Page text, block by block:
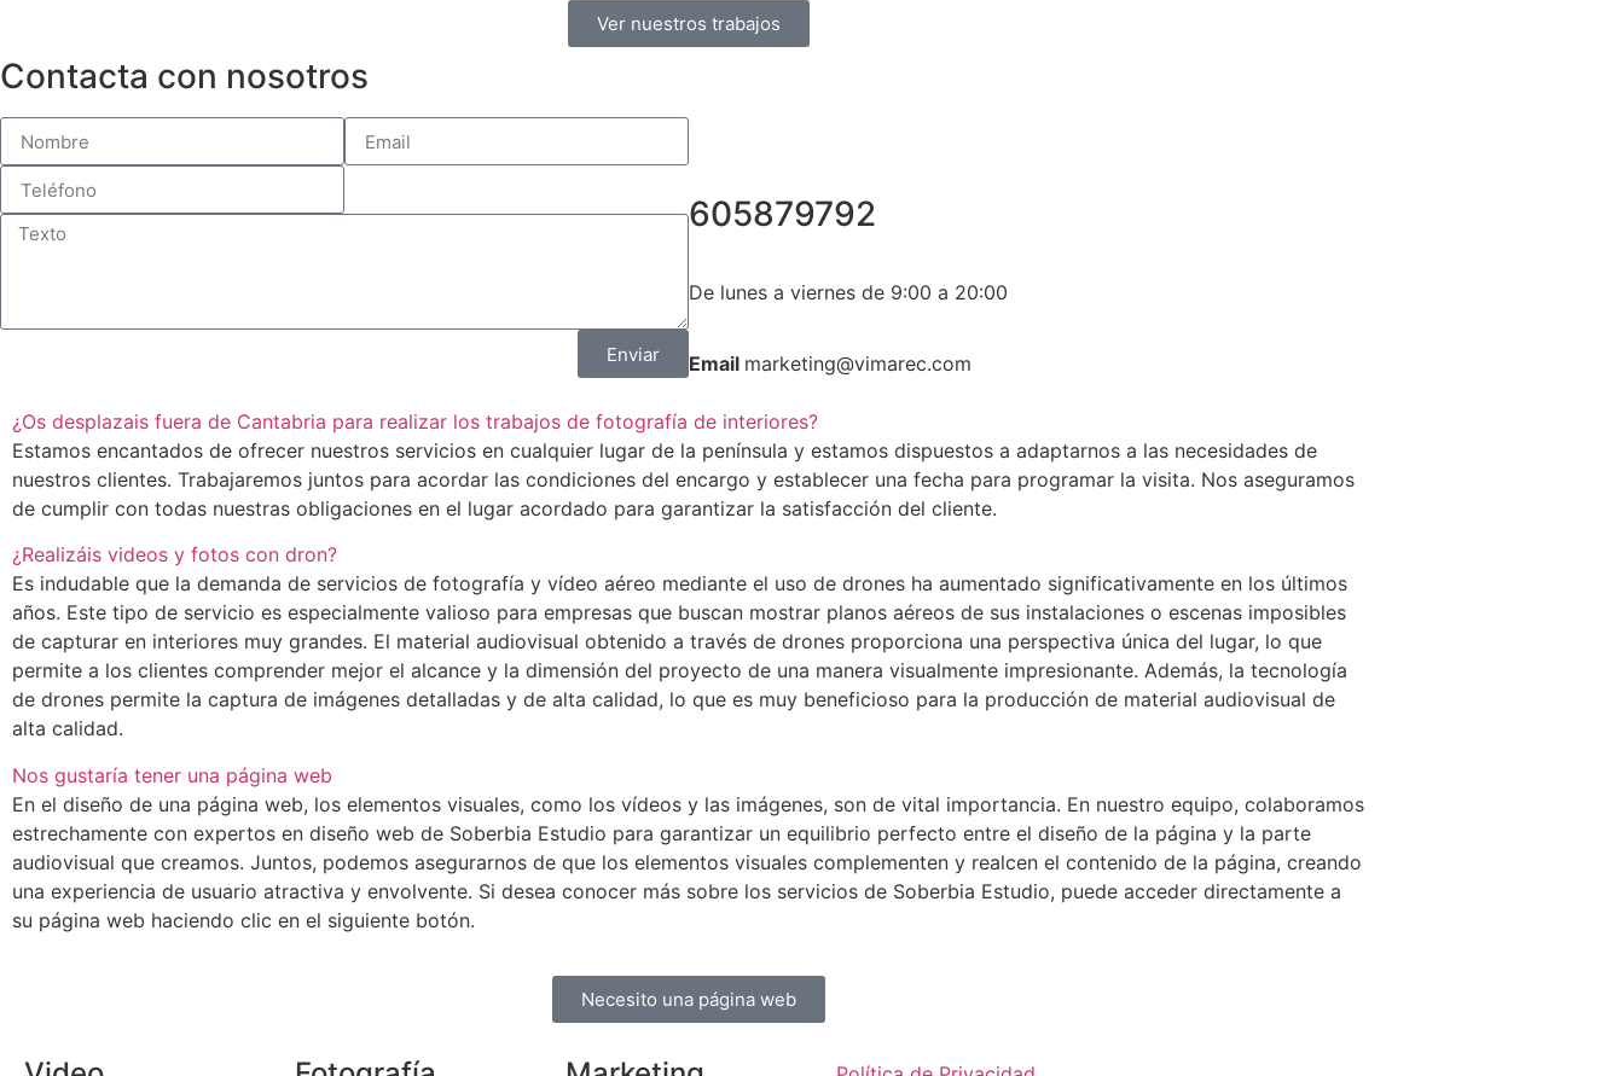
Ver nuestros trabajos
Contacta con nosotros
Enviar
605879792
De lunes a viernes de 9:00 a 20:00
Email marketing@vimarec.com
¿Os desplazais fuera de Cantabria para realizar los trabajos de fotografía de interiores?
Estamos encantados de ofrecer nuestros servicios en cualquier lugar de la península y estamos dispuestos a adaptarnos a las necesidades de
nuestros clientes. Trabajaremos juntos para acordar las condiciones del encargo y establecer una fecha para programar la visita. Nos aseguramos
de cumplir con todas nuestras obligaciones en el lugar acordado para garantizar la satisfacción del cliente.
¿Realizáis videos y fotos con dron?
Es indudable que la demanda de servicios de fotografía y vídeo aéreo mediante el uso de drones ha aumentado significativamente en los últimos
años. Este tipo de servicio es especialmente valioso para empresas que buscan mostrar planos aéreos de sus instalaciones o escenas imposibles
de capturar en interiores muy grandes. El material audiovisual obtenido a través de drones proporciona una perspectiva única del lugar, lo que
permite a los clientes comprender mejor el alcance y la dimensión del proyecto de una manera visualmente impresionante. Además, la tecnología
de drones permite la captura de imágenes detalladas y de alta calidad, lo que es muy beneficioso para la producción de material audiovisual de
alta calidad.
Nos gustaría tener una página web
En el diseño de una página web, los elementos visuales, como los vídeos y las imágenes, son de vital importancia. En nuestro equipo, colaboramos
estrechamente con expertos en diseño web de Soberbia Estudio para garantizar un equilibrio perfecto entre el diseño de la página y la parte
audiovisual que creamos. Juntos, podemos asegurarnos de que los elementos visuales complementen y realcen el contenido de la página, creando
una experiencia de usuario atractiva y envolvente. Si desea conocer más sobre los servicios de Soberbia Estudio, puede acceder directamente a
su página web haciendo clic en el siguiente botón.
Necesito una página web